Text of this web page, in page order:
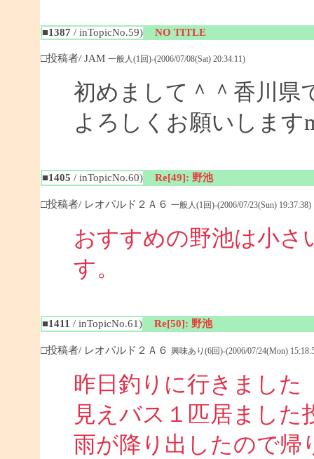
■1387 / inTopicNo.59) NO TITLE
□投稿者/ JAM 一般人(1回)-(2006/07/08(Sat) 20:34:11)
初めまして＾＾香川県
よろしくお願いします
■1405 / inTopicNo.60) Re[49]: 野池
□投稿者/ レオパルド２Ａ６ 一般人(1回)-(2006/07/23(Sun) 19:37:38)
おすすめの野池は小さ
■1411 / inTopicNo.61) Re[50]: 野池
□投稿者/ レオパルド２Ａ６ 興味あり(6回)-(2006/07/24(Mon)
昨日釣りに行きました
見えバス１匹居まし
雨が降り出したので帰